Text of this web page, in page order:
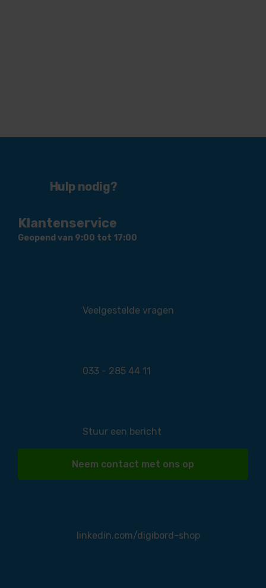
Hulp nodig?
Klantenservice
Geopend van 9:00 tot 17:00
Veelgestelde vragen
033 - 285 44 11
Stuur een bericht
Neem contact met ons op
linkedin.com/digibord-shop